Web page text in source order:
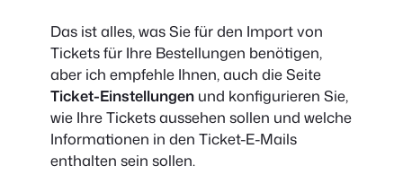
Das ist alles, was Sie für den Import von
Tickets für Ihre Bestellungen benötigen,
aber ich empfehle Ihnen, auch die Seite
Ticket-Einstellungen und konfigurieren Sie,
wie Ihre Tickets aussehen sollen und welche
Informationen in den Ticket-E-Mails
enthalten sein sollen.